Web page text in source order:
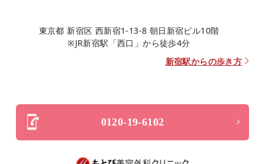
東京都 新宿区 西新宿1-13-8 朝日新宿ビル10階
※JR新宿駅「西口」から徒歩4分
新宿駅からの歩き方
0120-19-6102